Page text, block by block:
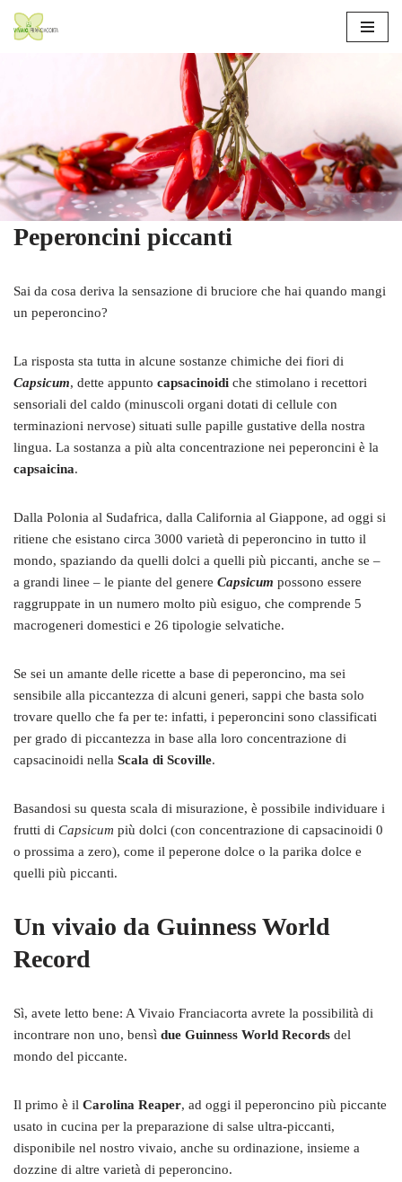
Peperoncini piccanti
Sai da cosa deriva la sensazione di bruciore che hai quando mangi
un peperoncino?
La risposta sta tutta in alcune sostanze chimiche dei fiori di
Capsicum, dette appunto capsacinoidi che stimolano i recettori
sensoriali del caldo (minuscoli organi dotati di cellule con
terminazioni nervose) situati sulle papille gustative della nostra
lingua. La sostanza a più alta concentrazione nei peperoncini è la
capsaicina.
Dalla Polonia al Sudafrica, dalla California al Giappone, ad oggi si
ritiene che esistano circa 3000 varietà di peperoncino in tutto il
mondo, spaziando da quelli dolci a quelli più piccanti, anche se –
a grandi linee – le piante del genere Capsicum possono essere
raggruppate in un numero molto più esiguo, che comprende 5
macrogeneri domestici e 26 tipologie selvatiche.
Se sei un amante delle ricette a base di peperoncino, ma sei
sensibile alla piccantezza di alcuni generi, sappi che basta solo
trovare quello che fa per te: infatti, i peperoncini sono classificati
per grado di piccantezza in base alla loro concentrazione di
capsacinoidi nella Scala di Scoville.
Basandosi su questa scala di misurazione, è possibile individuare i
frutti di Capsicum più dolci (con concentrazione di capsacinoidi 0
o prossima a zero), come il peperone dolce o la parika dolce e
quelli più piccanti.
Un vivaio da Guinness World
Record
Sì, avete letto bene: A Vivaio Franciacorta avrete la possibilità di
incontrare non uno, bensì due Guinness World Records del
mondo del piccante.
Il primo è il Carolina Reaper, ad oggi il peperoncino più piccante
usato in cucina per la preparazione di salse ultra-piccanti,
disponibile nel nostro vivaio, anche su ordinazione, insieme a
dozzine di altre varietà di peperoncino.